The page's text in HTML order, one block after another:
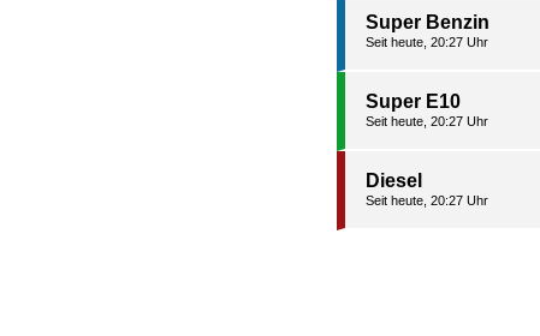
Super Benzin
Seit heute, 20:27 Uhr
Super E10
Seit heute, 20:27 Uhr
Diesel
Seit heute, 20:27 Uhr